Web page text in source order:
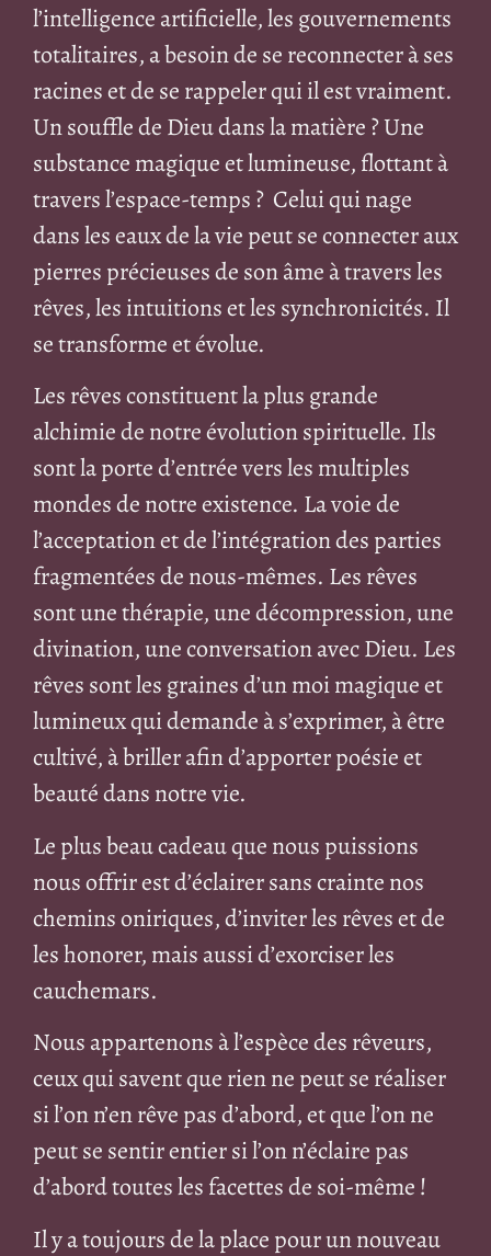
l’intelligence artificielle, les gouvernements
totalitaires, a besoin de se reconnecter à ses
racines et de se rappeler qui il est vraiment.
Un souffle de Dieu dans la matière ? Une
substance magique et lumineuse, flottant à
travers l’espace-temps ? Celui qui nage
dans les eaux de la vie peut se connecter aux
pierres précieuses de son âme à travers les
rêves, les intuitions et les synchronicités. Il
se transforme et évolue.
Les rêves constituent la plus grande
alchimie de notre évolution spirituelle. Ils
sont la porte d’entrée vers les multiples
mondes de notre existence. La voie de
l’acceptation et de l’intégration des parties
fragmentées de nous-mêmes. Les rêves
sont une thérapie, une décompression, une
divination, une conversation avec Dieu. Les
rêves sont les graines d’un moi magique et
lumineux qui demande à s’exprimer, à être
cultivé, à briller afin d’apporter poésie et
beauté dans notre vie.
Le plus beau cadeau que nous puissions
nous offrir est d’éclairer sans crainte nos
chemins oniriques, d’inviter les rêves et de
les honorer, mais aussi d’exorciser les
cauchemars.
Nous appartenons à l’espèce des rêveurs,
ceux qui savent que rien ne peut se réaliser
si l’on n’en rêve pas d’abord, et que l’on ne
peut se sentir entier si l’on n’éclaire pas
d’abord toutes les facettes de soi-même !
Il y a toujours de la place pour un nouveau